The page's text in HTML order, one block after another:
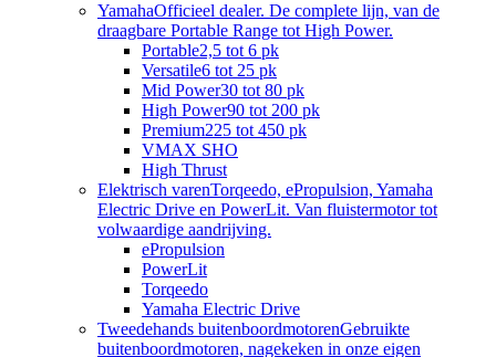
YamahaOfficieel dealer. De complete lijn, van de
draagbare Portable Range tot High Power.
Portable2,5 tot 6 pk
Versatile6 tot 25 pk
Mid Power30 tot 80 pk
High Power90 tot 200 pk
Premium225 tot 450 pk
VMAX SHO
High Thrust
Elektrisch varenTorqeedo, ePropulsion, Yamaha
Electric Drive en PowerLit. Van fluistermotor tot
volwaardige aandrijving.
ePropulsion
PowerLit
Torqeedo
Yamaha Electric Drive
Tweedehands buitenboordmotorenGebruikte
buitenboordmotoren, nagekeken in onze eigen